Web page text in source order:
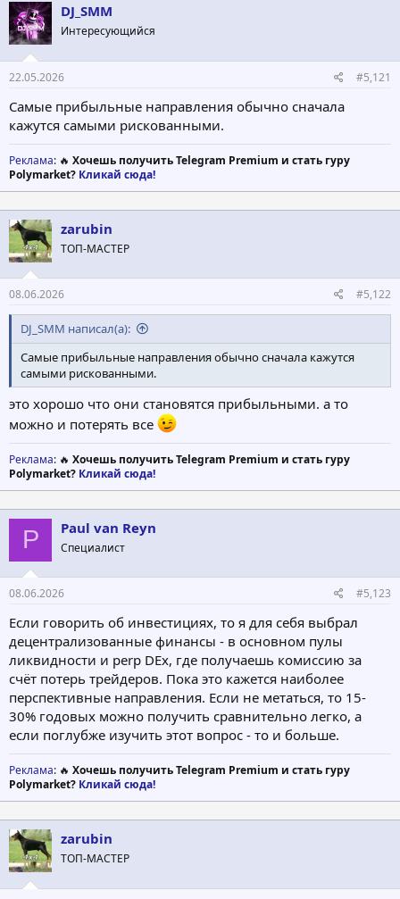
DJ_SMM
Интересующийся
22.05.2026 #5,121
Самые прибыльные направления обычно сначала
кажутся самыми рискованными.
Реклама: 🔥 Хочешь получить Telegram Premium и стать гуру
Polymarket? Кликай сюда!
zarubin
ТОП-МАСТЕР
08.06.2026 #5,122
DJ_SMM написал(а):
Самые прибыльные направления обычно сначала кажутся
самыми рискованными.
это хорошо что они становятся прибыльными. а то
можно и потерять все
Реклама: 🔥 Хочешь получить Telegram Premium и стать гуру
Polymarket? Кликай сюда!
P Paul van Reyn
Специалист
08.06.2026 #5,123
Если говорить об инвестициях, то я для себя выбрал
децентрализованные финансы - в основном пулы
ликвидности и perp DEx, где получаешь комиссию за
счёт потерь трейдеров. Пока это кажется наиболее
перспективные направления. Если не метаться, то 15-
30% годовых можно получить сравнительно легко, а
если поглубже изучить этот вопрос - то и больше.
Реклама: 🔥 Хочешь получить Telegram Premium и стать гуру
Polymarket? Кликай сюда!
zarubin
ТОП-МАСТЕР